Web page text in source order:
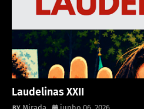
Laudelinas XXII